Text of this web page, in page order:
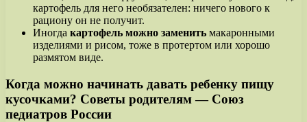
картофель для него необязателен: ничего нового к
рациону он не получит.
Иногда картофель можно заменить макаронными
изделиями и рисом, тоже в протертом или хорошо
размятом виде.
Когда можно начинать давать ребенку пищу
кусочками? Советы родителям — Союз
педиатров России